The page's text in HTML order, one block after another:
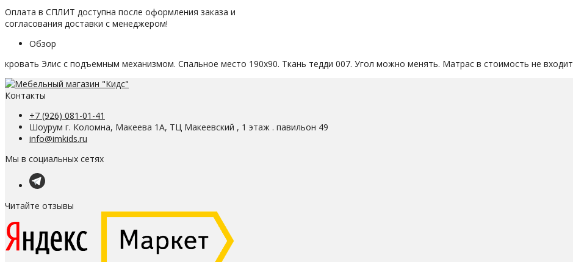
Оплата в СПЛИТ доступна после оформления заказа и
согласования доставки с менеджером!
Обзор
кровать Элис с подъемным механизмом. Спальное место 190х90. Ткань тедди 007. Угол можно менять. Матрас в стоимость не входит
Контакты
+7 (926) 081-01-41
Шоурум г. Коломна, Макеева 1А, ТЦ Макеевский , 1 этаж . павильон 49
info@imkids.ru
Мы в социальных сетях
Читайте отзывы